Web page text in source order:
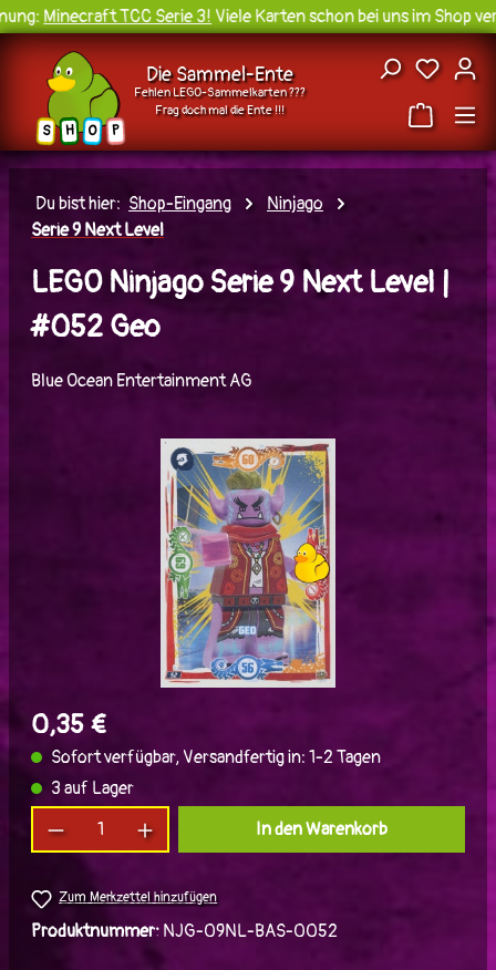
Zum Hauptinhalt springen
Minecraft TCC Serie 3!Viele Karten schon bei uns im Shop
S H O P
Die Sammel-Ente
Fehlen LEGO-Sammelkarten ???
Frag doch mal die Ente !!!
Du
Du bist hier: Shop-Eingang
Ninjago
Serie 9 Next Level
LEGO Ninjago Serie 9 Next Level |
#052 Geo
Blue Ocean Entertainment AG
Bildergalerie überspringen
0,35 €
Sofort verfügbar, Versandfertig in: 1-2 Tagen
3 auf Lager
Produkt Anzahl: Gib den gewünschten Wert
In den Warenkorb
Zum Merkzettel hinzufügen
Produktnummer: NJG-09NL-BAS-0052